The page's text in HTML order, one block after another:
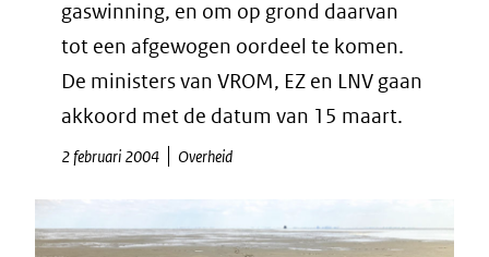
gaswinning, en om op grond daarvan
tot een afgewogen oordeel te komen.
De ministers van VROM, EZ en LNV gaan
akkoord met de datum van 15 maart.
2 februari 2004 Overheid